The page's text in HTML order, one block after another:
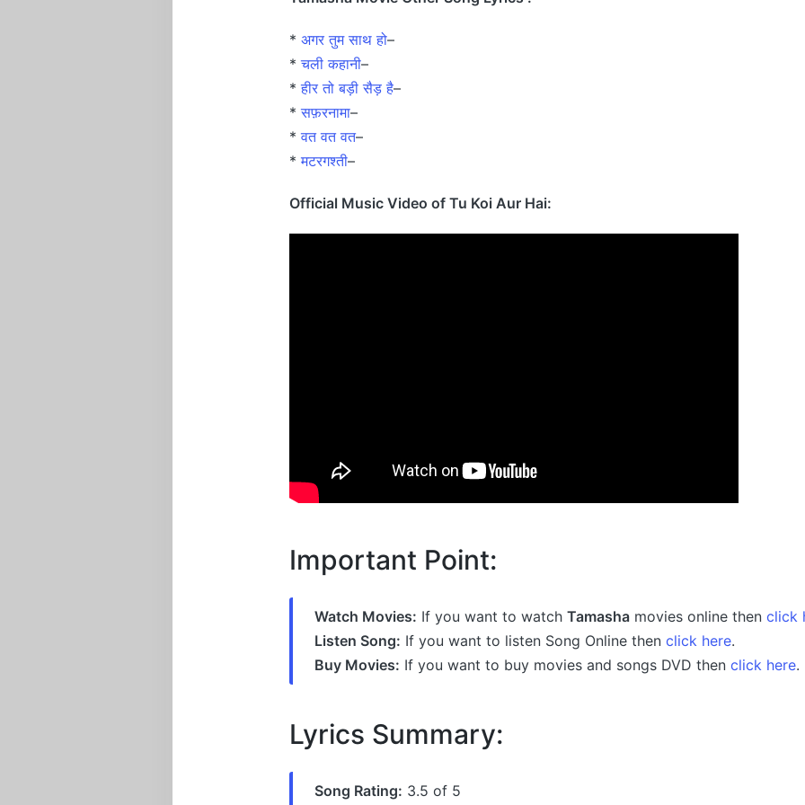
* अगर तुम साथ हो–
*चली कहानी–
*हीर तो बड़ी सैड़ है–
*सफ़रनामा–
*वत वत वत–
*मटरगश्ती–
Official Music Video of Tu Koi Aur Hai:
Important Point:
Watch Movies: If you want to watch Tamasha movies online then click
Listen Song: If you want to listen Song Online then click here.
Buy Movies: If you want to buy movies and songs DVD then click here.
Lyrics Summary:
Song Rating: 3.5 of 5